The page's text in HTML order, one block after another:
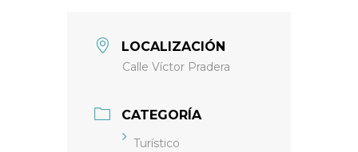
LOCALIZACIÓN
Calle Víctor Pradera
CATEGORÍA
Turístico